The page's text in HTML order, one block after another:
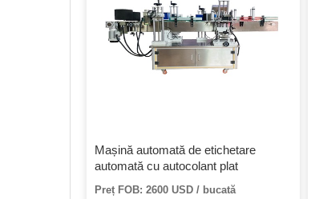
Mașină automată de etichetare
automată cu autocolant plat
Preț FOB: 2600 USD / bucată